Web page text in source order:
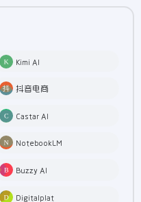
Kimi AI
抖音电商
Castar AI
NotebookLM
Buzzy AI
Digitalplat